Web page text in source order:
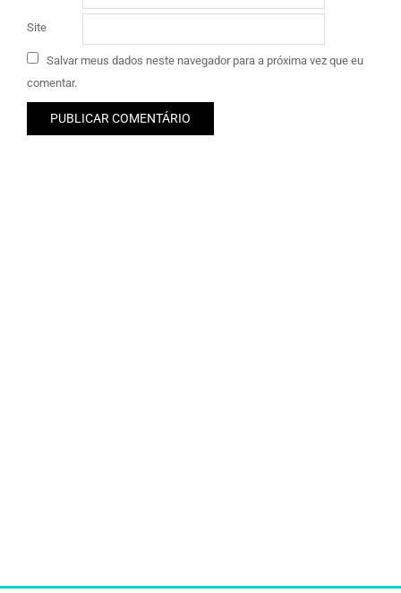
Site
Salvar meus dados neste navegador para a próxima vez que eu
comentar.